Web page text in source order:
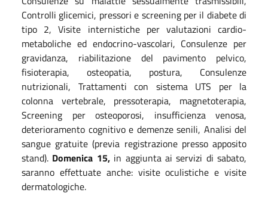
Controlli glicemici, pressori e screening per il diabete di
tipo 2, Visite internistiche per valutazioni cardio-
metaboliche ed endocrino-vascolari, Consulenze per
gravidanza, riabilitazione del pavimento pelvico,
fisioterapia, osteopatia, postura, Consulenze
nutrizionali, Trattamenti con sistema UTS per la
colonna vertebrale, pressoterapia, magnetoterapia,
Screening per osteoporosi, insufficienza venosa,
deterioramento cognitivo e demenze senili, Analisi del
sangue gratuite (previa registrazione presso apposito
stand). Domenica 15,in aggiunta ai servizi di sabato,
saranno effettuate anche: visite oculistiche e visite
dermatologiche.